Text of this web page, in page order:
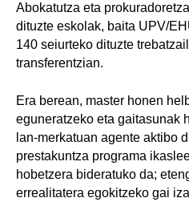
Abokatutza eta
dituzte eskolak, baita UPV/
140 seiurteko dituzte
transferentzian.
Era berean, master honen
eguneratzeko eta gaitasunak
lan-merkatuan agente aktibo
prestakuntza programa
hobetzera bideratuko da;
errealitatera egokitzeko gai